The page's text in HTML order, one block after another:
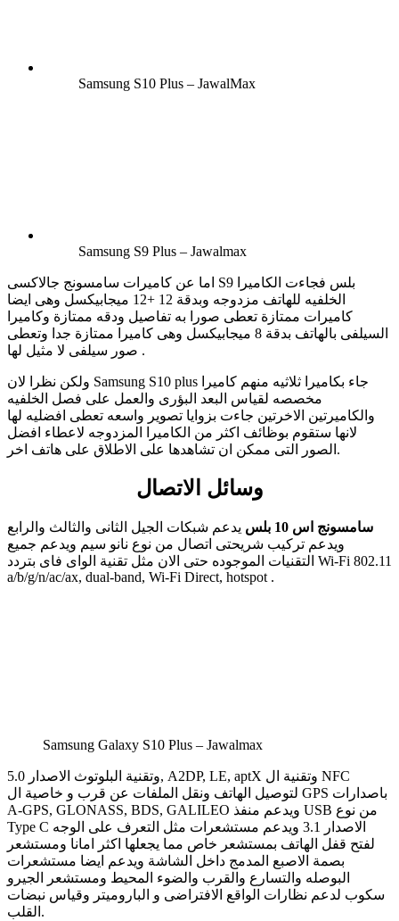
Samsung S10 Plus – JawalMax
Samsung S9 Plus – Jawalmax
اما عن كاميرات سامسونج جالاكسى S9 بلس فجاءت الكاميرا
الخلفيه للهاتف مزدوجه وبدقة 12 +12 ميجابيكسل وهى ايضا
كاميرات ممتازة تعطى صورا به تفاصيل ودقه ممتازة وكاميرا
السيلفى بالهاتف بدقة 8 ميجابيكسل وهى كاميرا ممتازة جدا وتعطى
صور سيلفى لا مثيل لها .
ولكن نظرا لان Samsung S10 plus جاء بكاميرا ثلاثيه منهم كاميرا
مخصصه لقياس البعد البؤرى والعمل على فصل الخلفيه
والكاميرتين الاخرتين جاءت بزوايا تصوير واسعه تعطى افضليه لها
لانها ستقوم بوظائف اكثر من الكاميرا المزدوجه لاعطاء افضل
الصور التى ممكن ان تشاهدها على الاطلاق على هاتف اخر.
وسائل الاتصال
سامسونج اس 10 بلس
يدعم شبكات الجيل الثانى والثالث والرابع
ويدعم تركيب شريحتى اتصال من نوع نانو سيم ويدعم جميع
التقنيات الموجوده حتى الان مثل تقنية الواى فاى بتردد Wi-Fi 802.11
a/b/g/n/ac/ax, dual-band, Wi-Fi Direct, hotspot .
Samsung Galaxy S10 Plus – Jawalmax
وتقنية البلوتوث الاصدار 5.0, A2DP, LE, aptX وتقنية ال NFC
لتوصيل الهاتف ونقل الملفات عن قرب و خاصية ال GPS باصدارات
A-GPS, GLONASS, BDS, GALILEO ويدعم منفذ USB من نوع
Type C الاصدار 3.1 ويدعم مستشعرات مثل التعرف على الوجه
لفتح قفل الهاتف بمستشعر خاص مما يجعلها اكثر امانا ومستشعر
بصمة الاصبع المدمج داخل الشاشة ويدعم ايضا مستشعرات
البوصله والتسارع والقرب والضوء المحيط ومستشعر الجيرو
سكوب لدعم نظارات الواقع الافتراضى و الباروميتر وقياس نبضات
القلب.